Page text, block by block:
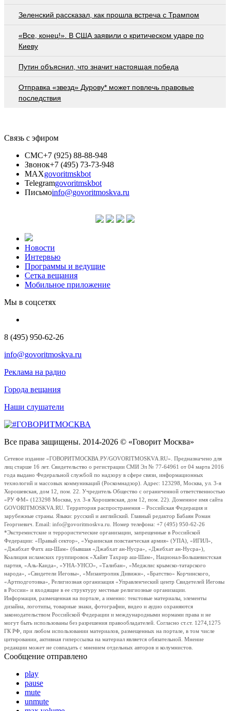
Зеленский рассказал, как прошла встреча с Трампом
«Все, конец!». В США заявили о критическом ударе по
Киеву
Путин объяснил, что значит настоящая победа
Отправка «звезд» Дурову* может повлечь правовые
последствия
Связь с эфиром
СМС+7 (925) 88-88-948
Звонок+7 (495) 73-73-948
MAXgovoritmskbot
Telegramgovoritmskbot
Письмоinfo@govoritmoskva.ru
Новости
Интервью
Программы и ведущие
Сетка вещания
Мобильное приложение
Мы в соцсетях
8 (495) 950-62-26
info@govoritmoskva.ru
Реклама на радио
Города вещания
Наши слушатели
Все права защищены. 2014-2026 © «Говорит Москва»
Сетевое издание «ГОВОРИТМОСКВА.РУ/GOVORITMOSKVA.RU». Предназначено для
лиц старше 16 лет. Свидетельство о регистрации СМИ Эл № 77-64961 от 04 марта 2016
года выдано Федеральной службой по надзору в сфере связи, информационных
технологий и массовых коммуникаций (Роскомнадзор). Адрес: 123298, Москва, ул. 3-я
Хорошевская, дом 12, пом. 22. Учредитель Общество с ограниченной ответственностью
«РУ ФМ» (123298 Москва, ул. 3-я Хорошевская, дом 12, пом. 22). Доменное имя сайта
GOVORITMOSKVA.RU. Территория распространения – Российская Федерация и
зарубежные страны. Языки: русский и английский. Главный редактор Бабаян Роман
Георгиевич. Email: info@govoritmoskva.ru. Номер телефона: +7 (495) 950-62-26
*Экстремистские и террористические организации, запрещенные в Российской
Федерации: «Правый сектор», «Украинская повстанческая армия» (УПА), «ИГИЛ»,
«Джабхат Фатх аш-Шам» (бывшая «Джабхат ан-Нусра», «Джебхат ан-Нусра»),
Коалиция исламских группировок «Хайят Тахрир аш-Шам», Национал-Большевистская
партия, «Аль-Каида», «УНА-УНСО», «Талибан», «Меджлис крымско-татарского
народа», «Свидетели Иеговы», «Мизантропик Дивижн», «Братство» Корчинского,
«Артподготовка», Религиозная организация «Управленческий центр Свидетелей Иеговы
в России» и входящие в ее структуру местные религиозные организации.
Информация, размещенная на портале, а именно: текстовые материалы, элементы
дизайна, логотипы, товарные знаки, фотографии, видео и аудио охраняются
законодательством Российской Федерации и международными нормами права и не
могут быть использованы без разрешения правообладателей. Согласно ст.ст. 1274,1275
ГК РФ, при любом использовании материалов, размещенных на портале, в том числе
цитировании, активная гиперссылка на материал является обязательной. Мнение
редакции может не совпадать с мнением отдельных авторов и колумнистов.
Сообщение отправлено
play
pause
mute
unmute